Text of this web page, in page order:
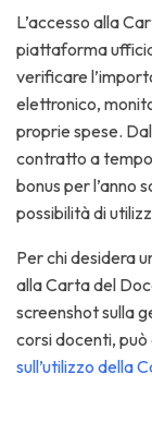
L’accesso alla
piattaforma
verificare
elettronico,
proprie spese. Dal
contratto a
bonus per l’anno
possibilità di
Per chi desidera
alla Carta del
screenshot sulla
corsi docenti,
sull’utilizzo della